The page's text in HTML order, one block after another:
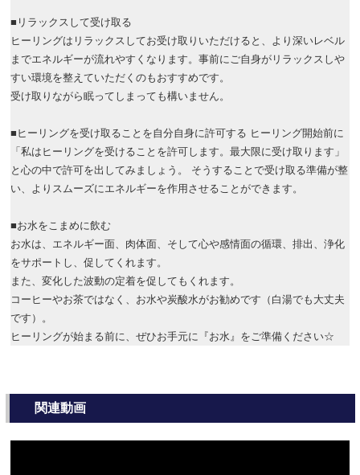
■リラックスして受け取る
ヒーリングはリラックスしてお受け取りいただけると、より深いレベル
までエネルギーが流れやすくなります。事前にご自身がリラックスしや
すい環境を整えていただくのもおすすめです。
受け取りながら眠ってしまっても構いません。
■ヒーリングを受け取ることを自分自身に許可する ヒーリング開始前に
「私はヒーリングを受けることを許可します。最大限に受け取ります」
と心の中で許可を出してみましょう。 そうすることで受け取る準備が整
い、よりスムーズにエネルギーを作用させることができます。
■お水をこまめに飲む
お水は、エネルギー面、肉体面、そして心や感情面の循環、排出、浄化
をサポートし、促してくれます。
また、変化した波動の定着を促してもくれます。
コーヒーやお茶ではなく、お水や炭酸水がお勧めです（白湯でも大丈夫
です）。
ヒーリングが始まる前に、ぜひお手元に『お水』をご準備ください☆
関連動画